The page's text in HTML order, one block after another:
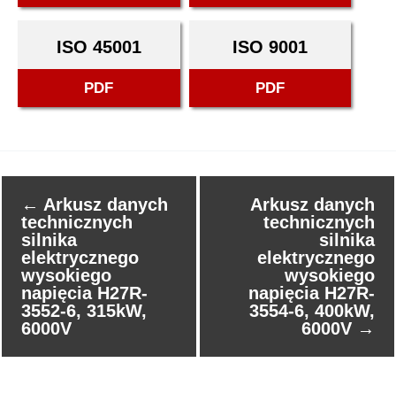
ISO 45001
PDF
ISO 9001
PDF
← Arkusz danych
technicznych
silnika
elektrycznego
wysokiego
napięcia H27R-
3552-6, 315kW,
6000V
Arkusz danych
technicznych
silnika
elektrycznego
wysokiego
napięcia H27R-
3554-6, 400kW,
6000V →